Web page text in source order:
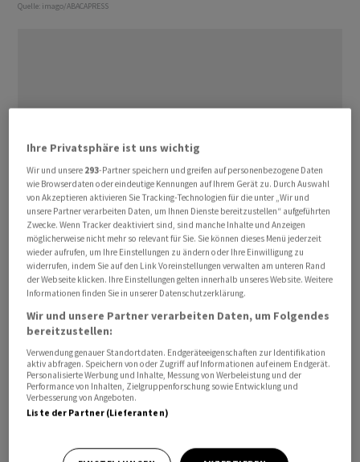
Quelle: imago/ABACAPRESS
Der Einsatz dieser Truppen sei ein britisch-französischer
Vorschlag, sagte Frankreichs Präsident Emmanuel
Macron nach den Beratungen der sogenannten
«Koalition der Willigen».
«Er wird von Grossbritannien und Frankreich
unterstützt. Er wird von der Ukraine gewünscht und
Ihre Privatsphäre ist uns wichtig
Wir und unsere 293-Partner speichern und greifen auf personenbezogene Daten
wie Browserdaten oder eindeutige Kennungen auf Ihrem Gerät zu. Durch Auswahl
von Akzeptieren aktivieren Sie Tracking-Technologien für die unter „Wir und
unsere Partner verarbeiten Daten, um Ihnen Dienste bereitzustellen“ aufgeführten
Zwecke. Wenn Tracker deaktiviert sind, sind manche Inhalte und Anzeigen
möglicherweise nicht mehr so relevant für Sie. Sie können dieses Menü jederzeit
wieder aufrufen, um Ihre Einstellungen zu ändern oder Ihre Einwilligung zu
widerrufen, indem Sie auf den Link Voreinstellungen verwalten am unteren Rand
der Webseite klicken. Ihre Einstellungen gelten innerhalb unseres Website. Weitere
Informationen finden Sie in unserer Datenschutzerklärung.
Wir und unsere Partner verarbeiten Daten, um Folgendes
bereitzustellen:
Verwendung genauer Standortdaten. Endgeräteeigenschaften zur Identifikation
aktiv abfragen. Speichern von oder Zugriff auf Informationen auf einem Endgerät.
Personalisierte Werbung und Inhalte, Messung von Werbeleistung und der
Performance von Inhalten, Zielgruppenforschung sowie Entwicklung und
Verbesserung von Angeboten.
Liste der Partner (Lieferanten)